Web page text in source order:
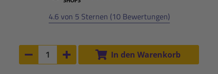
4.6 von 5 Sternen (10 Bewertungen)
Anzahl:
Anzahl um 1 verringern
Anzahl um 1 erhöhen
In den Warenkorb